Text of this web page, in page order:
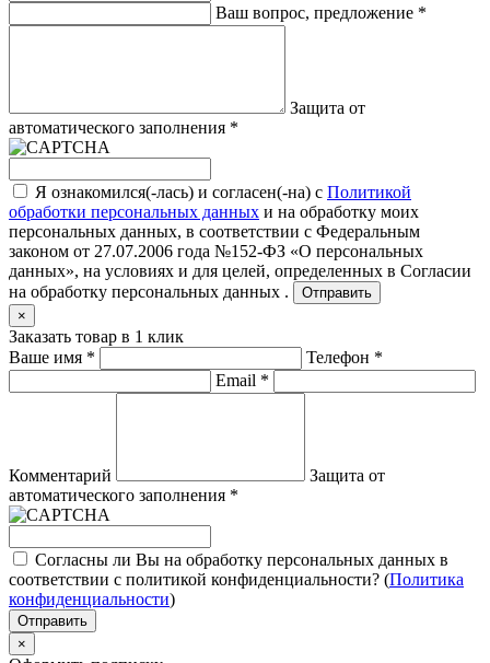
Ваш вопрос, предложение *
Защита от
автоматического заполнения *
Я ознакомился(-лась) и согласен(-на) с Политикой
обработки персональных данных и на обработку моих
персональных данных, в соответствии с Федеральным
законом от 27.07.2006 года №152-ФЗ «О персональных
данных», на условиях и для целей, определенных в Согласии
на обработку персональных данных .
Отправить
×
Заказать товар в 1 клик
Ваше имя * Телефон *
Email *
Комментарий
Защита от
автоматического заполнения *
Согласны ли Вы на обработку персональных данных в
соответствии с политикой конфиденциальности? (Политика
конфиденциальности)
Отправить
×